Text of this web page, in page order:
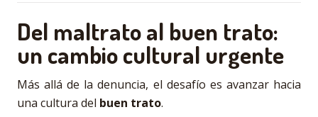
Del maltrato al buen trato:
un cambio cultural urgente
Más allá de la denuncia, el desafío es avanzar hacia
una cultura del buen trato.